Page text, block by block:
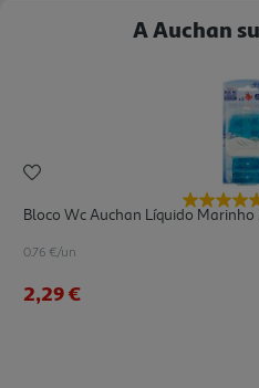
A Auchan
Bloco Wc Auchan Líquido Marinho
0.76 €/un
2,29 €